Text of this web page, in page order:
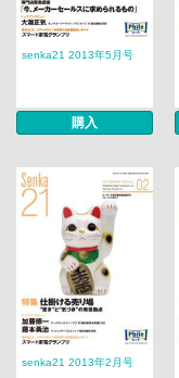
senka21 2013年5月号
購入
senka21 2013年2月号